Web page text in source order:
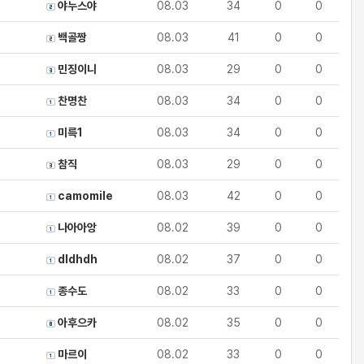
야누스야 08.03 34 0 0
백골짱 08.03 41 0 0
민징이니 08.03 29 0 0
찬명찬 08.03 34 0 0
미륵1 08.03 34 0 0
참직 08.03 29 0 0
camomile 08.03 42 0 0
나아아앙 08.02 39 0 0
dldhdh 08.02 37 0 0
종수도 08.02 33 0 0
아후으카 08.02 35 0 0
마르이 08.02 33 0 0